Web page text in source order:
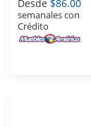
Desde $86.00
semanales con
Crédito